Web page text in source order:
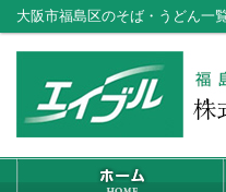
大阪市福島区のそば・うどん一